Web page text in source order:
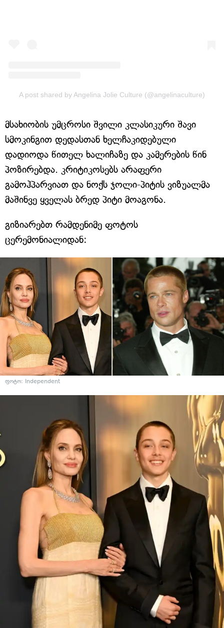
A post shared by Angelina Jolie Culture (@angelinaculture)
მსახიობის უმცროსი შვილი კლასიკური შავი
სმოკინგით დედასთან ხელჩაკიდებული
დადიოდა წითელ ხალიჩაზე და კამერების წინ
პოზირებდა. კრიტიკოსებს არაფერი
გამოჰპარვიათ და ნოქს ჯოლი-პიტის ვიზუალმა
მაშინვე ყველას ბრედ პიტი მოაგონა.
გიზიარებთ რამდენიმე ფოტოს
ცერემონიალიდან:
ფოტო: Independent